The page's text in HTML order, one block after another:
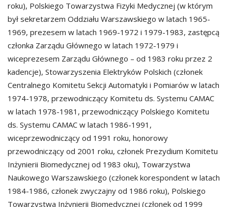
roku), Polskiego Towarzystwa Fizyki Medycznej (w którym
był sekretarzem Oddziału Warszawskiego w latach 1965-
1969, prezesem w latach 1969-1972 i 1979-1983, zastępcą
członka Zarządu Głównego w latach 1972-1979 i
wiceprezesem Zarządu Głównego – od 1983 roku przez 2
kadencje), Stowarzyszenia Elektryków Polskich (członek
Centralnego Komitetu Sekcji Automatyki i Pomiarów w latach
1974-1978, przewodniczący Komitetu ds. Systemu CAMAC
w latach 1978-1981, przewodniczący Polskiego Komitetu
ds. Systemu CAMAC w latach 1986-1991,
wiceprzewodniczący od 1991 roku, honorowy
przewodniczący od 2001 roku, członek Prezydium Komitetu
Inżynierii Biomedycznej od 1983 oku), Towarzystwa
Naukowego Warszawskiego (członek korespondent w latach
1984-1986, członek zwyczajny od 1986 roku), Polskiego
Towarzystwa Inżynierii Biomedycznej (członek od 1999